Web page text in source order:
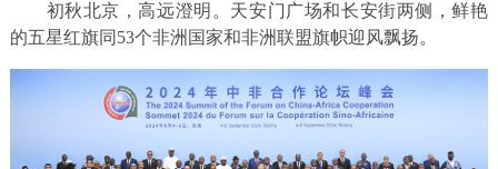
初秋北京，高远澄明。天安门广场和长安街两侧，鲜艳
的五星红旗同53个非洲国家和非洲联盟旗帜迎风飘扬。